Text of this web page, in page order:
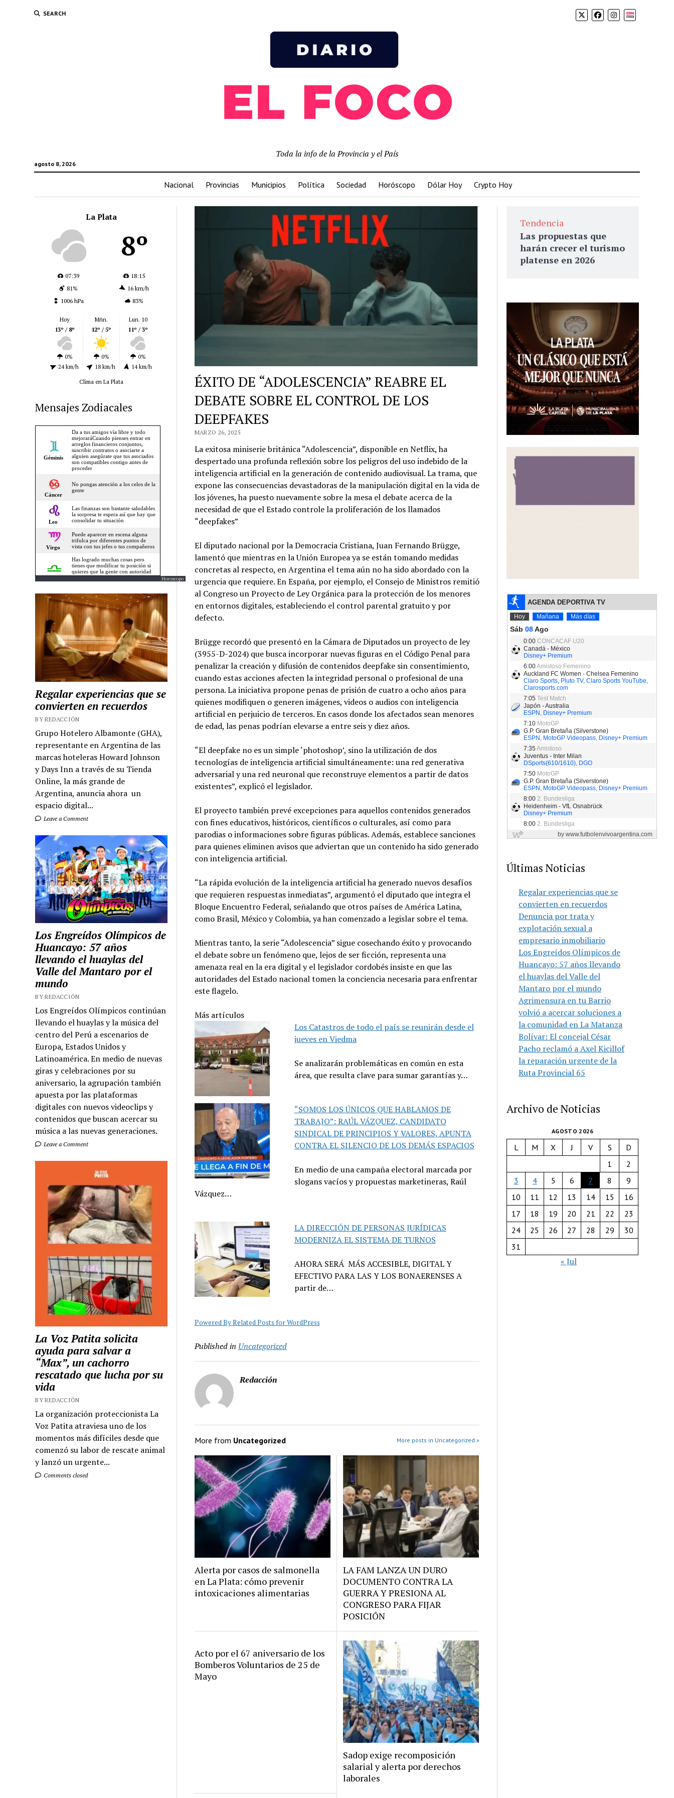
SEARCH Biolink
agosto 8, 2026
Toda la info de la Provincia y el País
Nacional Provincias Municipios Política Sociedad Horóscopo Dólar Hoy Crypto Hoy
La Plata
8º
07:39
18:15
81%
16 km/h
1006 hPa
83%
Hoy
13º / 8º
0%
24 km/h
Mñn.
12º / 5º
0%
18 km/h
Lun. 10
11º / 3º
0%
14 km/h
Clima en La Plata
Mensajes Zodiacales
Horoscopo
Regalar experiencias que se
convierten en recuerdos
BY REDACCIÓN
Grupo Hotelero Albamonte (GHA),
representante en Argentina de las
marcas hoteleras Howard Johnson
y Days Inn a través de su Tienda
Online, la más grande de
Argentina, anuncia ahora un
espacio digital...
Leave a Comment
Los Engreídos Olímpicos de
Huancayo: 57 años
llevando el huaylas del
Valle del Mantaro por el
mundo
BY REDACCIÓN
Los Engreídos Olímpicos continúan
llevando el huaylas y la música del
centro del Perú a escenarios de
Europa, Estados Unidos y
Latinoamérica. En medio de nuevas
giras y celebraciones por su
aniversario, la agrupación también
apuesta por las plataformas
digitales con nuevos videoclips y
contenidos que buscan acercar su
música a las nuevas generaciones.
Leave a Comment
La Voz Patita solicita
ayuda para salvar a
“Max”, un cachorro
rescatado que lucha por su
vida
BY REDACCIÓN
La organización proteccionista La
Voz Patita atraviesa uno de los
momentos más difíciles desde que
comenzó su labor de rescate animal
y lanzó un urgente...
Comments closed
ÉXITO DE “ADOLESCENCIA” REABRE EL
DEBATE SOBRE EL CONTROL DE LOS
DEEPFAKES
MARZO 26, 2025
La exitosa miniserie británica “Adolescencia”, disponible en Netflix, ha
despertado una profunda reflexión sobre los peligros del uso indebido de la
inteligencia artificial en la generación de contenido audiovisual. La trama, que
expone las consecuencias devastadoras de la manipulación digital en la vida de
los jóvenes, ha puesto nuevamente sobre la mesa el debate acerca de la
necesidad de que el Estado controle la proliferación de los llamados
“deepfakes”
El diputado nacional por la Democracia Cristiana, Juan Fernando Brügge,
lamentó que mientras en la Unión Europea ya se están tomando medidas
concretas al respecto, en Argentina el tema aún no ha sido abordado con la
urgencia que requiere. En España, por ejemplo, el Consejo de Ministros remitió
al Congreso un Proyecto de Ley Orgánica para la protección de los menores
en entornos digitales, estableciendo el control parental gratuito y por
defecto.
Brügge recordó que presentó en la Cámara de Diputados un proyecto de ley
(3955-D-2024) que busca incorporar nuevas figuras en el Código Penal para
penalizar la creación y difusión de contenidos deepfake sin consentimiento,
cuando estas acciones afecten la integridad personal o profesional de una
persona. La iniciativa propone penas de prisión de cuatro a ocho años para
quienes modifiquen o generen imágenes, videos o audios con inteligencia
artificial en perjuicio de terceros. En casos donde los afectados sean menores
de edad, las penas podrían elevarse a entre seis y diez años.
“El deepfake no es un simple ‘photoshop’, sino la utilización de dos
tecnologías de inteligencia artificial simultáneamente: una red generativa
adversarial y una red neuronal que reconstruye elementos a partir de datos
existentes”, explicó el legislador.
El proyecto también prevé excepciones para aquellos contenidos generados
con fines educativos, históricos, científicos o culturales, así como para
parodias o informaciones sobre figuras públicas. Además, establece sanciones
para quienes eliminen avisos que adviertan que un contenido ha sido generado
con inteligencia artificial.
“La rápida evolución de la inteligencia artificial ha generado nuevos desafíos
que requieren respuestas inmediatas”, argumentó el diputado que integra el
Bloque Encuentro Federal, señalando que otros países de América Latina,
como Brasil, México y Colombia, ya han comenzado a legislar sobre el tema.
Mientras tanto, la serie “Adolescencia” sigue cosechando éxito y provocando
el debate sobre un fenómeno que, lejos de ser ficción, representa una
amenaza real en la era digital y el legislador cordobés insiste en que las
autoridades del Estado nacional tomen la conciencia necesaria para enfrentar
este flagelo.
Más artículos
Los Catastros de todo el país se reunirán desde el
jueves en Viedma
Se analizarán problemáticas en común en esta
área, que resulta clave para sumar garantías y…
“SOMOS LOS ÚNICOS QUE HABLAMOS DE
TRABAJO”: RAÚL VÁZQUEZ, CANDIDATO
SINDICAL DE PRINCIPIOS Y VALORES, APUNTA
CONTRA EL SILENCIO DE LOS DEMÁS ESPACIOS
En medio de una campaña electoral marcada por
slogans vacíos y propuestas marketineras, Raúl
Vázquez…
LA DIRECCIÓN DE PERSONAS JURÍDICAS
MODERNIZA EL SISTEMA DE TURNOS
AHORA SERÁ MÁS ACCESIBLE, DIGITAL Y
EFECTIVO PARA LAS Y LOS BONAERENSES A
partir de…
Powered By Related Posts for WordPress
Published in Uncategorized
Redacción
More from Uncategorized More posts in Uncategorized »
Alerta por casos de salmonella
en La Plata: cómo prevenir
intoxicaciones alimentarias
LA FAM LANZA UN DURO
DOCUMENTO CONTRA LA
GUERRA Y PRESIONA AL
CONGRESO PARA FIJAR
POSICIÓN
Acto por el 67 aniversario de los
Bomberos Voluntarios de 25 de
Mayo
Sadop exige recomposición
salarial y alerta por derechos
laborales
Tendencia
Las propuestas que
harán crecer el turismo
platense en 2026
Últimas Noticias
Regalar experiencias que se
convierten en recuerdos
Denuncia por trata y
explotación sexual a
empresario inmobiliario
Los Engreídos Olímpicos de
Huancayo: 57 años llevando
el huaylas del Valle del
Mantaro por el mundo
Agrimensura en tu Barrio
volvió a acercar soluciones a
la comunidad en La Matanza
Bolívar: El concejal César
Pacho reclamó a Axel Kicillof
la reparación urgente de la
Ruta Provincial 65
Archivo de Noticias
AGOSTO 2026
L M X J V S
D
1
2
3
4 5 6 7 8
9
10
11 12 13 14 15
16
17
18 19 20 21 22
23
24
25 26 27 28 29
30
31
« Jul